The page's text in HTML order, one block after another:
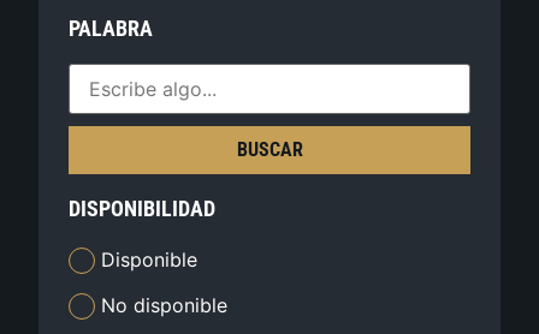
PALABRA
BUSCAR
DISPONIBILIDAD
Disponible
No disponible